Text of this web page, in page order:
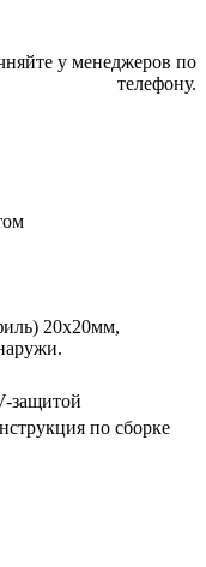
у менеджеров по
телефону.
20х20мм,
защитой
по сборке